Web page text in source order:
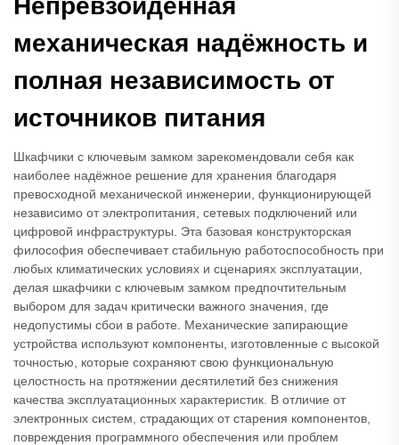
Непревзойденная
механическая надёжность и
полная независимость от
источников питания
Шкафчики с ключевым замком зарекомендовали себя как
наиболее надёжное решение для хранения благодаря
превосходной механической инженерии, функционирующей
независимо от электропитания, сетевых подключений или
цифровой инфраструктуры. Эта базовая конструкторская
философия обеспечивает стабильную работоспособность при
любых климатических условиях и сценариях эксплуатации,
делая шкафчики с ключевым замком предпочтительным
выбором для задач критически важного значения, где
недопустимы сбои в работе. Механические запирающие
устройства используют компоненты, изготовленные с высокой
точностью, которые сохраняют свою функциональную
целостность на протяжении десятилетий без снижения
качества эксплуатационных характеристик. В отличие от
электронных систем, страдающих от старения компонентов,
повреждения программного обеспечения или проблем